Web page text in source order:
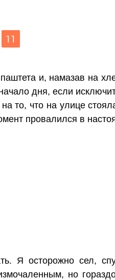
11
и, намазав на
дня, если
то, что на улице
провалился в
Я осторожно сел,
но